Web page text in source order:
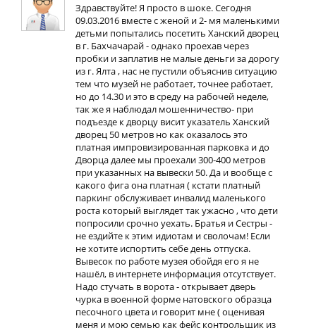
Здравствуйте! Я просто в шоке. Сегодня
09.03.2016 вместе с женой и 2- мя маленькими
детьми попытались посетить Ханский дворец
в г. Бахчачарай - однако проехав через
пробки и заплатив не малые деньги за дорогу
из г. Ялта , нас не пустили объяснив ситуацию
тем что музей не работает, точнее работает,
но до 14.30 и это в среду на рабочей неделе,
так же я наблюдал мошенничество- при
подъезде к дворцу висит указатель Ханский
дворец 50 метров но как оказалось это
платная импровизированная парковка и до
Дворца далее мы проехали 300-400 метров
при указанных на вывески 50. Да и вообще с
какого фига она платная ( кстати платный
паркинг обслуживает инвалид маленького
роста который выглядет так ужасно , что дети
попросили срочно уехать. Братья и Сестры -
не ездийте к этим идиотам и сволочам! Если
не хотите испортить себе день отпуска.
Вывесок по работе музея обойдя его я не
нашёл, в интернете информация отсутствует.
Надо стучать в ворота - открывает дверь
чурка в военной форме натовского образца
песочного цвета и говорит мне ( оценивая
меня и мою семью как фейс контрольщик из